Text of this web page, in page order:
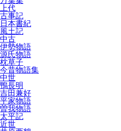
上代
古事記
日本書紀
風土記
中古
伊勢物語
源氏物語
枕草子
今昔物語集
中世
鴨長明
吉田兼好
平家物語
曽我物語
太平記
近世